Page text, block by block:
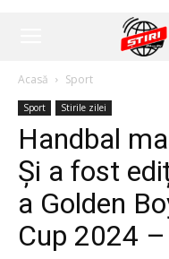
Acasă Sport
Sport Stirile zilei
Handbal
Şi a fost
a Golden
Cup 2024